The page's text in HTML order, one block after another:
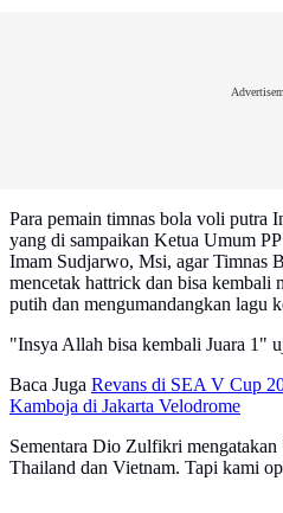
Para pemain timnas bola voli putra
yang di sampaikan Ketua Umum
Imam Sudjarwo, Msi, agar Timnas
mencetak hattrick dan bisa kembali
putih dan mengumandangkan lagu
"Insya Allah bisa kembali Juara 1"
Baca Juga Revans di SEA V Cup
Kamboja di Jakarta Velodrome
Sementara Dio Zulfikri
Thailand dan Vietnam. Tapi kami